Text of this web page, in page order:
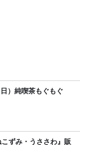
）純喫茶もぐもぐ
ずみ・うささわ』販